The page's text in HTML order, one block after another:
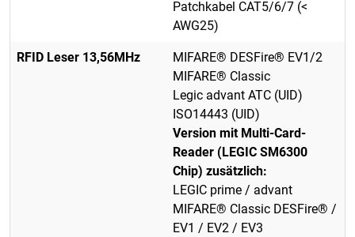
Patchkabel CAT5/6/7 (<
AWG25)
RFID Leser 13,56MHz
MIFARE® DESFire® EV1/2
MIFARE® Classic
Legic advant ATC (UID)
ISO14443 (UID)
Version mit Multi-Card-
Reader (LEGIC SM6300
Chip) zusätzlich:
LEGIC prime / advant
MIFARE® Classic DESFire® /
EV1 / EV2 / EV3